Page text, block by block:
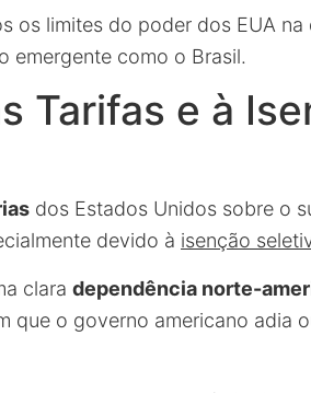
os limites do poder dos EUA
emergente como o Brasil.
Tarifas e à
dos Estados Unidos sobre o
devido à isenção
clara dependência norte-
que o governo americano adia